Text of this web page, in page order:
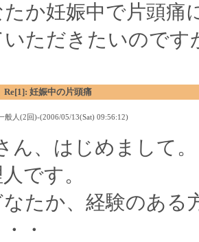
たか妊娠中で片頭痛
いただきたいのです
Re[1]: 妊娠中の片頭痛
般人(2回)-(2006/05/13(Sat) 09:56:12)
ん、はじめまして。
です。
たか、経験のある
・